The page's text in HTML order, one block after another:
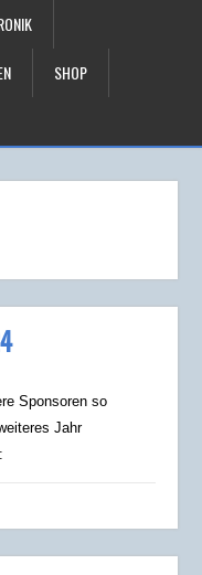
SHOP
Sponsoren so
Jahr